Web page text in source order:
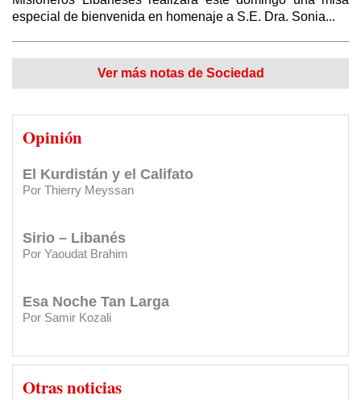
especial de bienvenida en homenaje a S.E. Dra. Sonia...
Ver más notas de Sociedad
Opinión
El vergonzoso "trato del siglo"
El mito de la “revolución siria” fabricado ‎por
el Reino Unido
Por Thierry Meyssan
El Kurdistán y el Califato
Por Thierry Meyssan
Sirio – Libanés
Por Yaoudat Brahim
Esa Noche Tan Larga
Por Samir Kozali
El Papa en Tierra Santa
Por Yaoudat Brahim
Otras noticias
CARTAS DE LECTORES:Premio Ugarit 1990
y al Club Sirio Libanés
CARTAS DE LECTORES:
CARTAS DE LECTORES:
gestión
SOCIEDAD: El Diario Sirio Libanés cumple 90 años